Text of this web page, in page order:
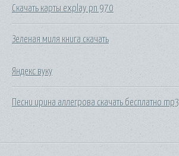
Скачать карты explay pn 970
Зеленая миля книга скачать
Яндекс вуку
Песни ирина аллегрова скачать бесплатно mp3